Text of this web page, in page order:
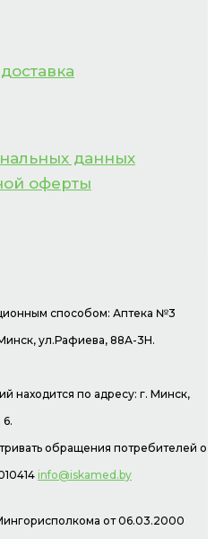
данных
оферты
способом: Аптека №3
ул.Рафиева, 88А-3Н.
находится по адресу: г. Минск,
обращения потребителей о
info@iskamed.by
от 06.03.2000